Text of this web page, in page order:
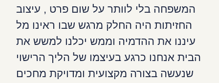
המשפחה בלי לוותר על שום פרט , עיצוב
החזיתות היה החלק מרגש שבו ראינו מל
עיננו את ההדמיה וממש יכלנו למשש את
הבית אנחנו כרגע בעיצמו של הליך הרישוי
שנעשה בצורה מקצועית ומדויקת מחכים